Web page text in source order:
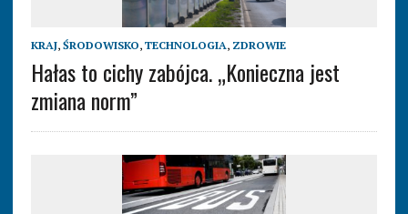
KRAJ, ŚRODOWISKO, TECHNOLOGIA, ZDROWIE
Hałas to cichy zabójca. „Konieczna jest
zmiana norm”